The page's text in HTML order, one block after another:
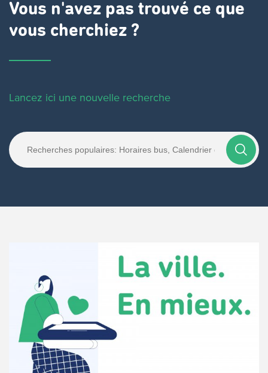
Vous n'avez pas trouvé ce que
vous cherchiez ?
Lancez ici une nouvelle recherche